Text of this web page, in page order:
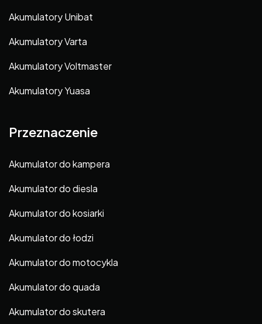
Akumulatory Unibat
Akumulatory Varta
Akumulatory Voltmaster
Akumulatory Yuasa
Przeznaczenie
Akumulator do kampera
Akumulator do diesla
Akumulator do kosiarki
Akumulator do łodzi
Akumulator do motocykla
Akumulator do quada
Akumulator do skutera